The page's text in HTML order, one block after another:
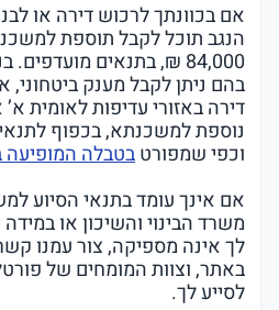
אם בכוונתך לרכוש דירה או
84,000 ₪, בתנאים
בהם ניתן לקבל מענק
דירה באזורי עדיפות לאומית
נוספת למשכנתא, בכפוף לתנאי
וכפי שמפורטבטבלה
אם אינך עומד בתנאי הסיוע
משרד הבינוי והשיכון או
לך אינה מספיקה, צור עמנו
באתר, וצוות המומחים של
לסייע לך.